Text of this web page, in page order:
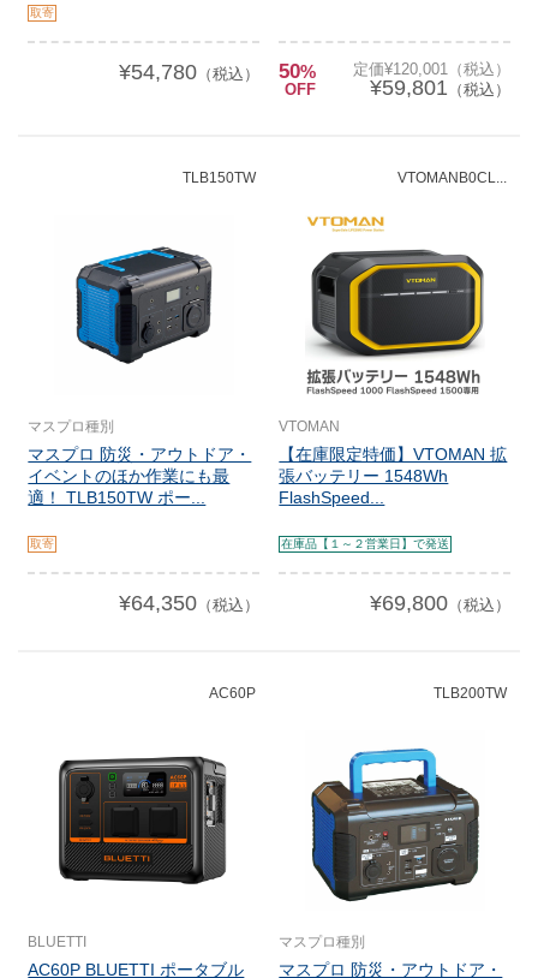
取寄
¥54,780（税込） 50%
OFF
定価¥120,001（税込）
¥59,801 （税込）
TLB150TW
マスプロ種別
マスプロ 防災・アウトドア・
イベントのほか作業にも最
適！ TLB150TW ポー...
取寄
¥64,350（税込）
VTOMANB0CL...
VTOMAN
【在庫限定特価】VTOMAN 拡
張バッテリー 1548Wh
FlashSpeed...
在庫品【１～２営業日】で発送
¥69,800（税込）
AC60P
BLUETTI
AC60P BLUETTI ポータブル
TLB200TW
マスプロ種別
マスプロ 防災・アウトドア・